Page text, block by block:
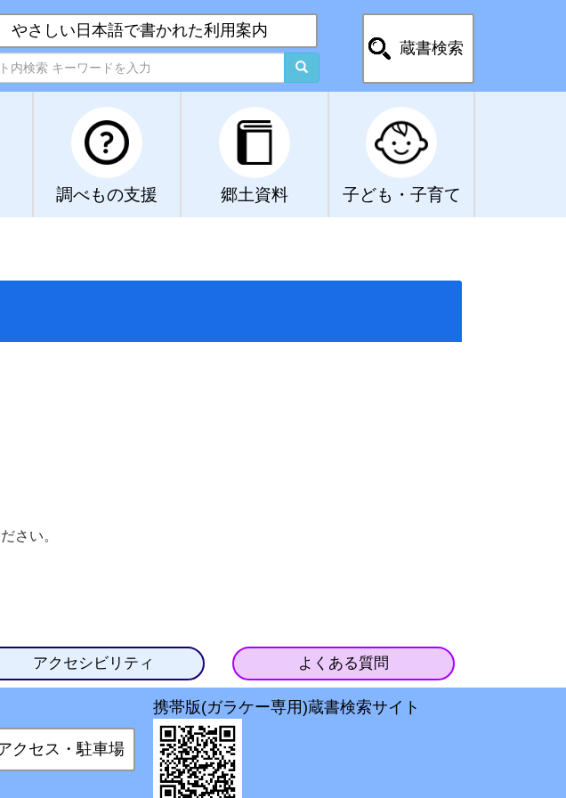
やさしい日本語で書かれた利用案内
蔵書検索
調べもの支援 郷土資料 子ども・子育て
さい。
アクセシビリティ よくある質問
クセス・駐車場
携帯版(ガラケー専用)蔵書検索サイト